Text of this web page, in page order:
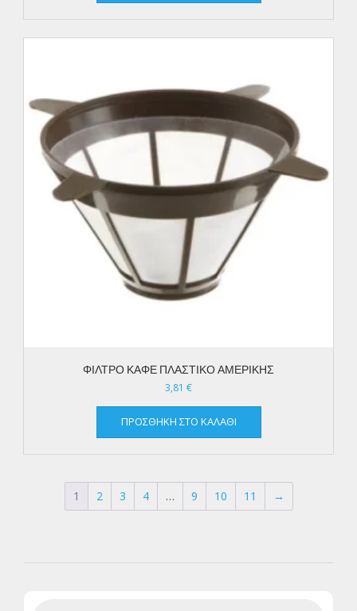
ΦΙΛΤΡΟ ΚΑΦΕ ΠΛΑΣΤΙΚΟ ΑΜΕΡΙΚΗΣ
3,81 €
ΠΡΟΣΘΉΚΗ ΣΤΟ ΚΑΛΆΘΙ
1 2 3 4 … 9 10 11 →